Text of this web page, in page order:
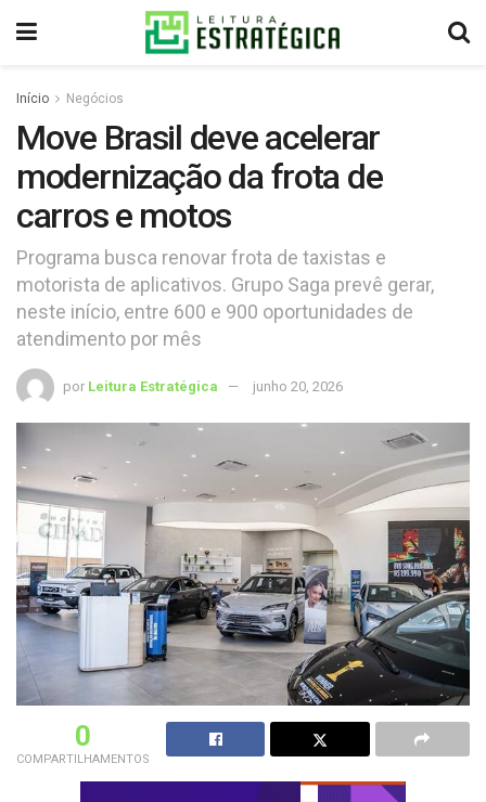
Início Negócios
Move Brasil deve acelerar
modernização da frota de
carros e motos
Programa busca renovar frota de taxistas e
motorista de aplicativos. Grupo Saga prevê gerar,
neste início, entre 600 e 900 oportunidades de
atendimento por mês
por Leitura Estratégica junho 20, 2026
0
COMPARTILHAMENTOS